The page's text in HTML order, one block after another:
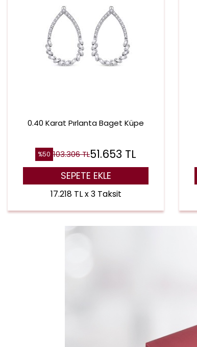
0.40 Karat Pırlanta Baget Küpe
%50 103.306TL51.653 TL
SEPETE EKLE
17.218 TL x 3 Taksit